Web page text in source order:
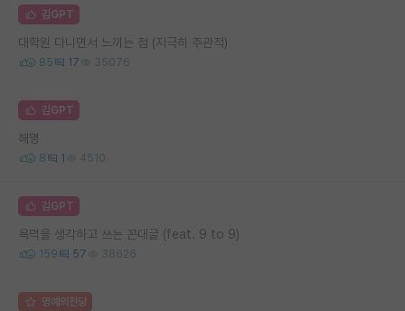
김GPT
대학원 다니면서 느끼는 점 (지극히 주관적)
85 17 35076
김GPT
해명
8 1 4510
김GPT
욕먹을 생각하고 쓰는 꼰대글 (feat. 9 to 9)
159 57 38626
명예의전당